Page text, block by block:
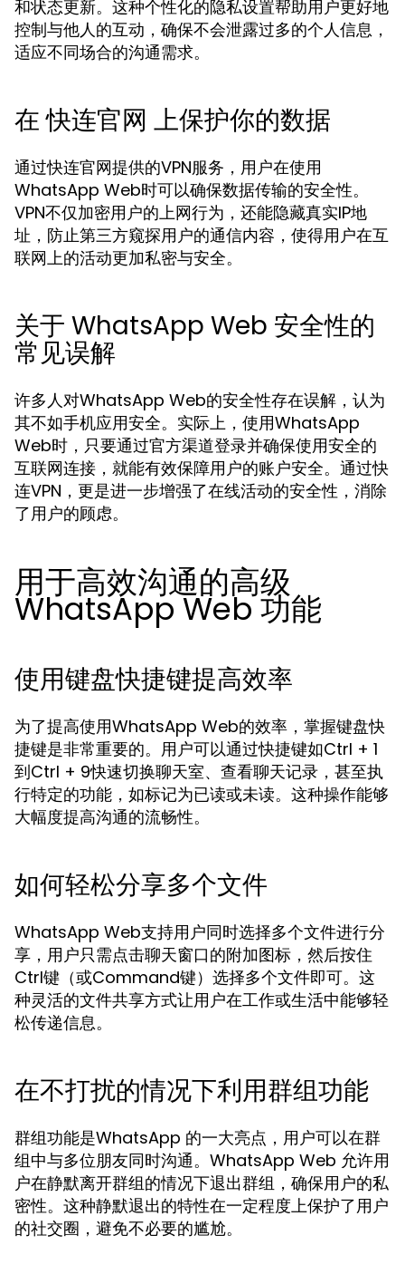
和状态更新。这种个性化的隐私设置帮助用户更好地
控制与他人的互动，确保不会泄露过多的个人信息，
适应不同场合的沟通需求。
在 快连官网 上保护你的数据
通过快连官网提供的VPN服务，用户在使用
WhatsApp Web时可以确保数据传输的安全性。
VPN不仅加密用户的上网行为，还能隐藏真实IP地
址，防止第三方窥探用户的通信内容，使得用户在互
联网上的活动更加私密与安全。
关于 WhatsApp Web 安全性的
常见误解
许多人对WhatsApp Web的安全性存在误解，认为
其不如手机应用安全。实际上，使用WhatsApp
Web时，只要通过官方渠道登录并确保使用安全的
互联网连接，就能有效保障用户的账户安全。通过快
连VPN，更是进一步增强了在线活动的安全性，消除
了用户的顾虑。
用于高效沟通的高级
WhatsApp Web 功能
使用键盘快捷键提高效率
为了提高使用WhatsApp Web的效率，掌握键盘快
捷键是非常重要的。用户可以通过快捷键如Ctrl + 1
到Ctrl + 9快速切换聊天室、查看聊天记录，甚至执
行特定的功能，如标记为已读或未读。这种操作能够
大幅度提高沟通的流畅性。
如何轻松分享多个文件
WhatsApp Web支持用户同时选择多个文件进行分
享，用户只需点击聊天窗口的附加图标，然后按住
Ctrl键（或Command键）选择多个文件即可。这
种灵活的文件共享方式让用户在工作或生活中能够轻
松传递信息。
在不打扰的情况下利用群组功能
群组功能是WhatsApp 的一大亮点，用户可以在群
组中与多位朋友同时沟通。WhatsApp Web 允许用
户在静默离开群组的情况下退出群组，确保用户的私
密性。这种静默退出的特性在一定程度上保护了用户
的社交圈，避免不必要的尴尬。